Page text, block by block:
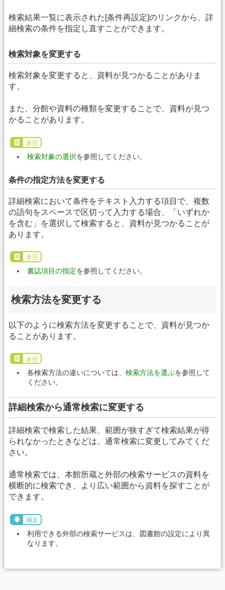
検索結果一覧に表示された[条件再設定]のリンクから、詳
細検索の条件を指定し直すことができます。
検索対象を変更する
検索対象を変更すると、資料が見つかることがありま
す。
また、分館や資料の種類を変更することで、資料が見つ
かることがあります。
参照
検索対象の選択を参照してください。
条件の指定方法を変更する
詳細検索において条件をテキスト入力する項目で、複数
の語句をスペースで区切って入力する場合、「いずれか
を含む」を選択して検索すると、資料が見つかることが
あります。
参照
書誌項目の指定を参照してください。
検索方法を変更する
以下のように検索方法を変更することで、資料が見つか
ることがあります。
参照
各検索方法の違いについては、 検索方法を選ぶを参照して
ください。
詳細検索から通常検索に変更する
詳細検索で検索した結果、範囲が狭すぎて検索結果が得
られなかったときなどは、通常検索に変更してみてくだ
さい。
通常検索では、本館所蔵と外部の検索サービスの資料を
横断的に検索でき、より広い範囲から資料を探すことが
できます。
補足
利用できる外部の検索サービスは、図書館の設定により異
なります。